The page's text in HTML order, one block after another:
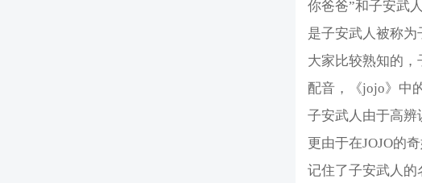
你爸爸”和子安武
是子安武人被称为
大家比较熟知的，
配音，《jojo》中
子安武人由于高辨
更由于在JOJO的
记住了子安武人的